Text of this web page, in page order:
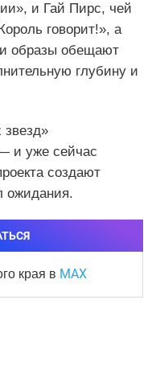
и Гай Пирс, чей
говорит!», а
образы обещают
глубину и
и уже сейчас
создают
ожидания.
края в MAX